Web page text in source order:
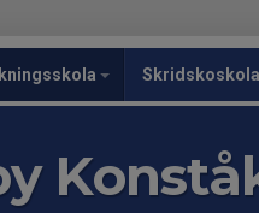
Skridskoskola